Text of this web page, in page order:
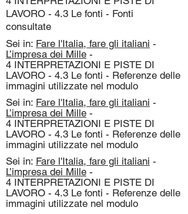
LAVORO - 4.3 Le fonti - Fonti
consultate
Sei in: Fare l'Italia, fare gli italiani -
L’impresa dei Mille -
4 INTERPRETAZIONI E PISTE DI
LAVORO - 4.3 Le fonti - Referenze delle
immagini utilizzate nel modulo
Sei in: Fare l'Italia, fare gli italiani -
L’impresa dei Mille -
4 INTERPRETAZIONI E PISTE DI
LAVORO - 4.3 Le fonti - Referenze delle
immagini utilizzate nel modulo
Sei in: Fare l'Italia, fare gli italiani -
L’impresa dei Mille -
4 INTERPRETAZIONI E PISTE DI
LAVORO - 4.3 Le fonti - Referenze delle
immagini utilizzate nel modulo